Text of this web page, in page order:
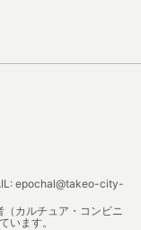
epochal@takeo-city-
カルチュア・コンビニ
います。